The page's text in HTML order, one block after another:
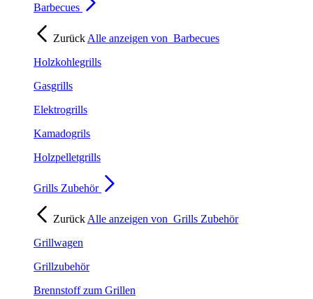
Barbecues
Zurück Alle anzeigen von Barbecues
Holzkohlegrills
Gasgrills
Elektrogrills
Kamadogrils
Holzpelletgrills
Grills Zubehör
Zurück Alle anzeigen von Grills Zubehör
Grillwagen
Grillzubehör
Brennstoff zum Grillen